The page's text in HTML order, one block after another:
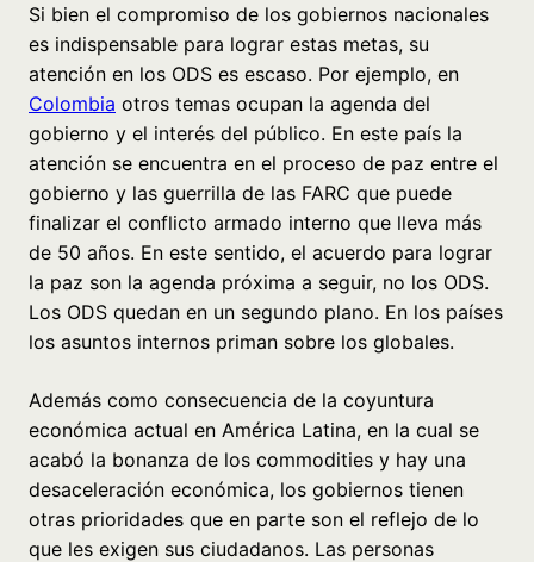
Si bien el compromiso de los gobiernos nacionales
es indispensable para lograr estas metas, su
atención en los ODS es escaso. Por ejemplo, en
Colombia otros temas ocupan la agenda del
gobierno y el interés del público. En este país la
atención se encuentra en el proceso de paz entre el
gobierno y las guerrilla de las FARC que puede
finalizar el conflicto armado interno que lleva más
de 50 años. En este sentido, el acuerdo para lograr
la paz son la agenda próxima a seguir, no los ODS.
Los ODS quedan en un segundo plano. En los países
los asuntos internos priman sobre los globales.
Además como consecuencia de la coyuntura
económica actual en América Latina, en la cual se
acabó la bonanza de los commodities y hay una
desaceleración económica, los gobiernos tienen
otras prioridades que en parte son el reflejo de lo
que les exigen sus ciudadanos. Las personas